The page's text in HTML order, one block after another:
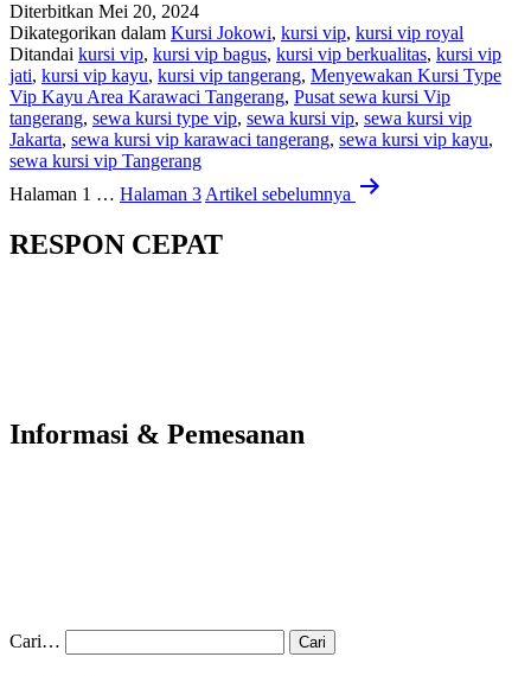
Type
Vip
Kayu
Area
Karawaci
Tangerang
Diterbitkan Mei 20, 2024
Dikategorikan dalam Kursi Jokowi, kursi vip, kursi vip royal
Ditandai kursi vip, kursi vip bagus, kursi vip berkualitas, kursi vip
jati, kursi vip kayu, kursi vip tangerang, Menyewakan Kursi Type
Vip Kayu Area Karawaci Tangerang, Pusat sewa kursi Vip
tangerang, sewa kursi type vip, sewa kursi vip, sewa kursi vip
Jakarta, sewa kursi vip karawaci tangerang, sewa kursi vip kayu,
sewa kursi vip Tangerang
Navigasi
Halaman 1 … Halaman 3 Artikel sebelumnya
RESPON CEPAT
Informasi & Pemesanan
Cari…